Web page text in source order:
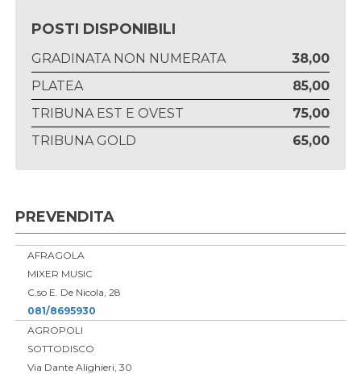
POSTI DISPONIBILI
GRADINATA NON NUMERATA
38,00
PLATEA
85,00
TRIBUNA EST E OVEST
75,00
TRIBUNA GOLD
65,00
PREVENDITA
AFRAGOLA
MIXER MUSIC
C.so E. De Nicola, 28
081/8695930
AGROPOLI
SOTTODISCO
Via Dante Alighieri, 30